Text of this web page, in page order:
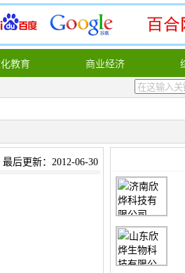
教育 商业经济
后更新：2012-06-30